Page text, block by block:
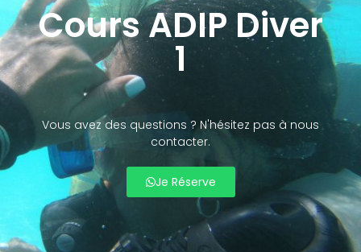
Cours ADIP Diver
1
Vous avez des questions ? N'hésitez pas à nous
contacter.
Je Réserve